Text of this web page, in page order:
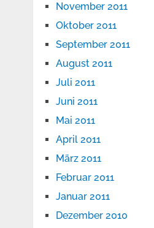
November 2011
Oktober 2011
September 2011
August 2011
Juli 2011
Juni 2011
Mai 2011
April 2011
März 2011
Februar 2011
Januar 2011
Dezember 2010